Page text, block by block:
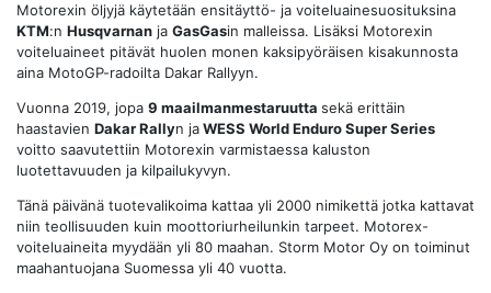
Motorexin öljyjä käytetään ensitäyttö- ja voiteluainesuosituksina
KTM:n Husqvarnan ja GasGasin malleissa. Lisäksi Motorexin
voiteluaineet pitävät huolen monen kaksipyöräisen kisakunnosta
aina MotoGP-radoilta Dakar Rallyyn.
Vuonna 2019, jopa 9 maailmanmestaruutta sekä erittäin
haastavien Dakar Rallyn jaWESS World Enduro Super Series
voitto saavutettiin Motorexin varmistaessa kaluston
luotettavuuden ja kilpailukyvyn.
Tänä päivänä tuotevalikoima kattaa yli 2000 nimikettä jotka kattavat
niin teollisuuden kuin moottoriurheilunkin tarpeet. Motorex-
voiteluaineita myydään yli 80 maahan. Storm Motor Oy on toiminut
maahantuojana Suomessa yli 40 vuotta.